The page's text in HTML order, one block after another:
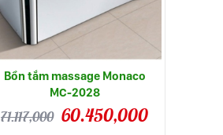
Bồn tắm massage Monaco
MC-2028
71.117,000 60.450,000